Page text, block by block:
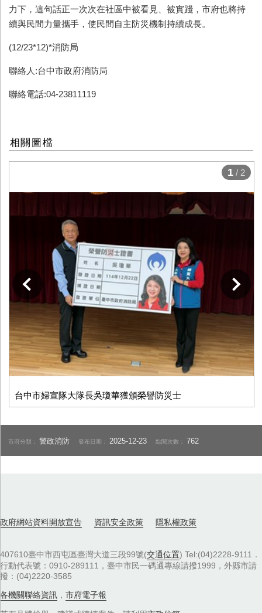
力下，這句話正一次次在社區中被看見、被實踐，市府也將持
續與民間力量攜手，使民間自主防災機制持續成長。
(12/23*12)*消防局
聯絡人:台中市政府消防局
聯絡電話:04-23811119
相關圖檔
台中市婦宣隊大隊長吳瓊華獲頒榮譽防災士
下一張
1 / 2
市府分類：警政消防 發布日期：2025-12-23 點閱次數： 762
政府網站資料開放宣告 資訊安全政策 隱私權政策
407610臺中市西屯區臺灣大道三段99號(交通位置) Tel:(04)2228-9111．
行動代表號：0910-289111，臺中市民一碼通專線請撥1999，外縣市請
撥：(04)2220-3585
各機關聯絡資訊 ， 市府電子報